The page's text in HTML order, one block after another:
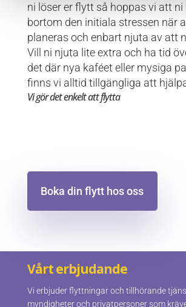
ni löser er flytt så hoppas vi att ni
bortom den initiala stressen när
planeras och enbart njuta av att
Vill ni njuta lite extra och ha tid
det där nya kaféet eller mysiga
finns vi alltid tillgängliga att
Vi gör det enkelt att flytta
Boka din flytt hos oss
Vårt erbjudande
Vi erbjuder flyttningar och tillhörande
myndigheter och privatpersoner som